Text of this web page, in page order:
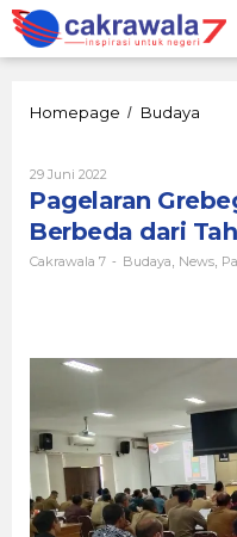
Lewati
ke
konten
Homepage / Budaya
Ini
dari
29 Juni 2022
Cakrawala
7
Pagelaran
Berbeda dari
Cakrawala 7 - Budaya News